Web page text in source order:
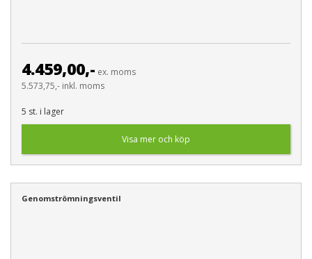
4.459,00,- ex. moms
5.573,75,- inkl. moms
5 st. i lager
Visa mer och köp
Genomströmningsventil